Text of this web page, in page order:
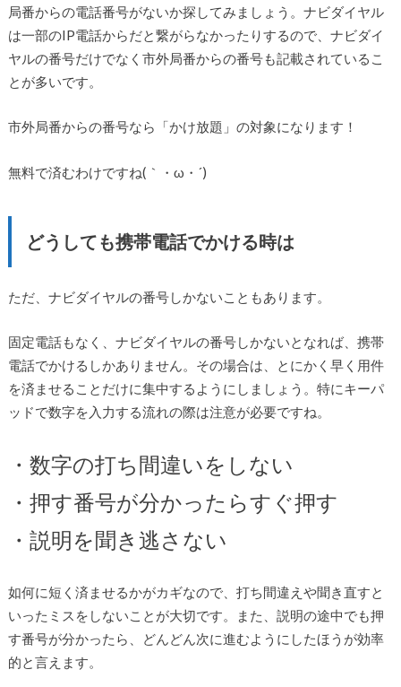
局番からの電話番号がないか探してみましょう。ナビダイヤル
は一部のIP電話からだと繋がらなかったりするので、ナビダイ
ヤルの番号だけでなく市外局番からの番号も記載されているこ
とが多いです。
市外局番からの番号なら「かけ放題」の対象になります！
無料で済むわけですね(｀・ω・´)ゞ
どうしても携帯電話でかける時は
ただ、ナビダイヤルの番号しかないこともあります。
固定電話もなく、ナビダイヤルの番号しかないとなれば、携帯
電話でかけるしかありません。その場合は、とにかく早く用件
を済ませることだけに集中するようにしましょう。特にキーパ
ッドで数字を入力する流れの際は注意が必要ですね。
・数字の打ち間違いをしない
・押す番号が分かったらすぐ押す
・説明を聞き逃さない
如何に短く済ませるかがカギなので、打ち間違えや聞き直すと
いったミスをしないことが大切です。また、説明の途中でも押
す番号が分かったら、どんどん次に進むようにしたほうが効率
的と言えます。